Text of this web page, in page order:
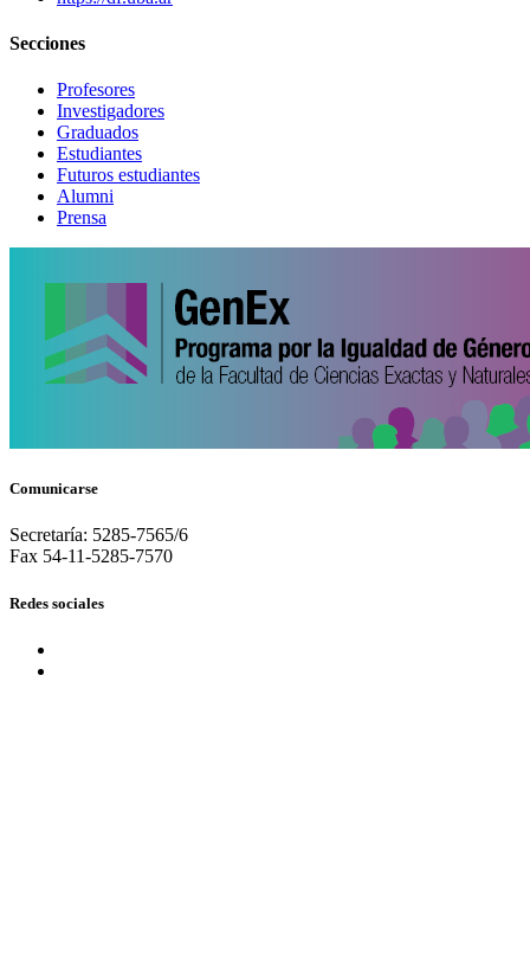
Secciones
Profesores
Investigadores
Graduados
Estudiantes
Futuros estudiantes
Alumni
Prensa
Comunicarse
Secretaría: 5285-7565/6
Fax 54-11-5285-7570
Redes sociales